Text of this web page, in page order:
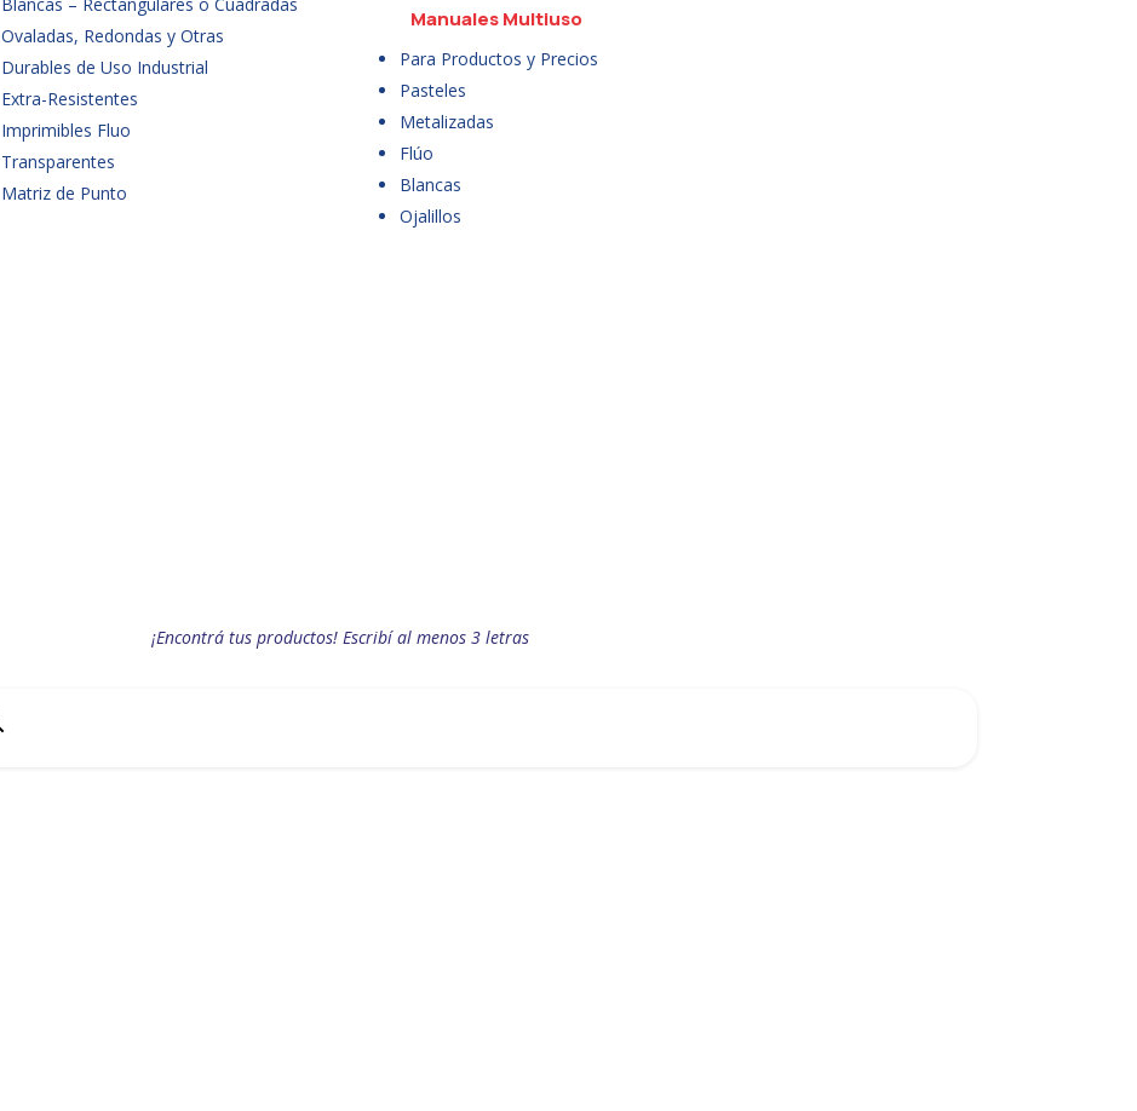
Ovaladas, Redondas y Otras
Durables de Uso Industrial
Extra-Resistentes
Imprimibles Fluo
Transparentes
Matriz de Punto
Manuales Multiuso
Para Productos y Precios
Pasteles
Metalizadas
Flúo
Blancas
Ojalillos
¡Encontrá tus productos! Escribí al menos 3 letras